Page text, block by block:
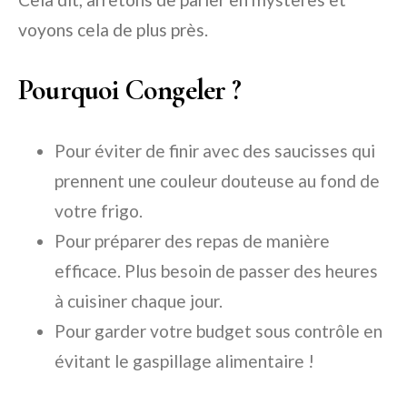
voyons cela de plus près.
Pourquoi Congeler ?
Pour éviter de finir avec des saucisses qui
prennent une couleur douteuse au fond de
votre frigo.
Pour préparer des repas de manière
efficace. Plus besoin de passer des heures
à cuisiner chaque jour.
Pour garder votre budget sous contrôle en
évitant le gaspillage alimentaire !